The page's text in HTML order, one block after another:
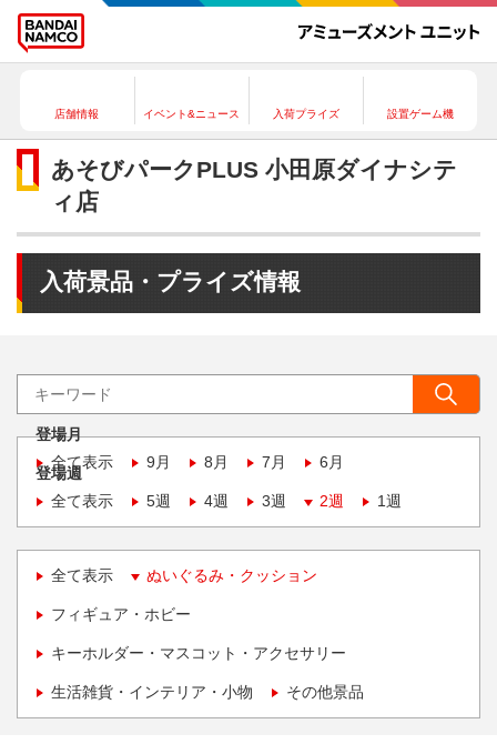
店舗情報 イベント&ニュース 入荷プライズ 設置ゲーム機
あそびパークPLUS 小田原ダイナシテ
ィ店
入荷景品・プライズ情報
登場月
全て表示
9月 8月 7月 6月
登場週
全て表示
5週 4週 3週 2週 1週
全て表示 ぬいぐるみ・クッション
フィギュア・ホビー
キーホルダー・マスコット・アクセサリー
生活雑貨・インテリア・小物 その他景品